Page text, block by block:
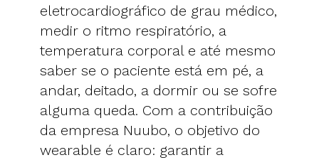
eletrocardiográfico de grau médico,
medir o ritmo respiratório, a
temperatura corporal e até mesmo
saber se o paciente está em pé, a
andar, deitado, a dormir ou se sofre
alguma queda. Com a contribuição
da empresa Nuubo, o objetivo do
wearable é claro: garantir a